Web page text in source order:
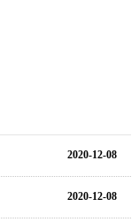
2020-12-08
2020-12-08